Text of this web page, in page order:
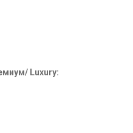
Luxury: